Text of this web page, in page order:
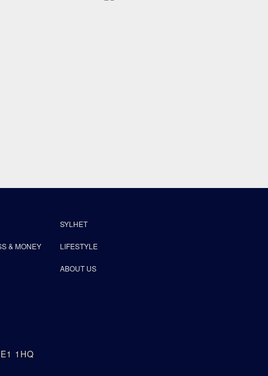
SYLHET
& MONEY LIFESTYLE
ABOUT US
1HQ